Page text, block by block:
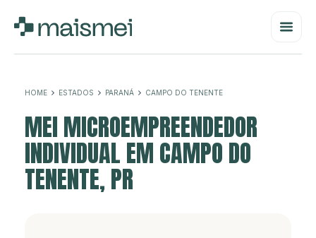
HOME ESTADOS PARANÁ CAMPO DO TENENTE
MEI MICROEMPREENDEDOR
INDIVIDUAL EM CAMPO DO
TENENTE, PR